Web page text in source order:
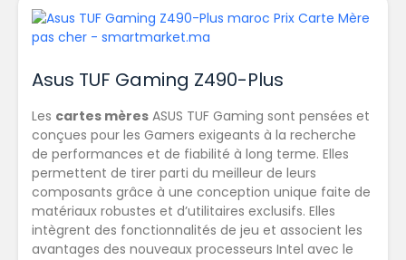
Asus TUF Gaming Z490-Plus
Les cartes mères ASUS TUF Gaming sont pensées et
conçues pour les Gamers exigeants à la recherche
de performances et de fiabilité à long terme. Elles
permettent de tirer parti du meilleur de leurs
composants grâce à une conception unique faite de
matériaux robustes et d’utilitaires exclusifs. Elles
intègrent des fonctionnalités de jeu et associent les
avantages des nouveaux processeurs Intel avec le